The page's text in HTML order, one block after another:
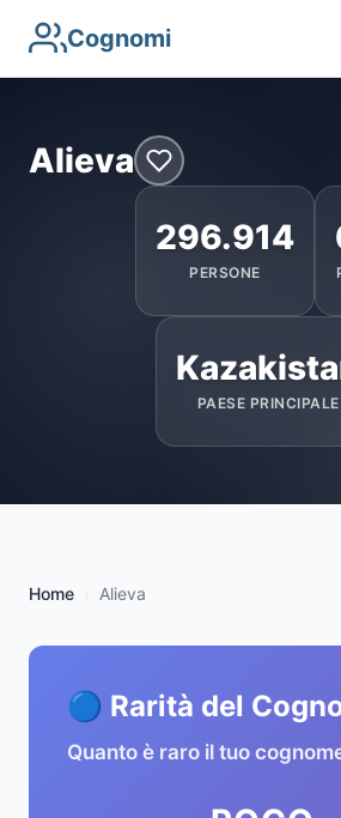
Cognomi
Alieva
296.914
PERSONE
PAESE PRINCIPALE
Home Alieva
🔵 Rarità del
Quanto è raro il tuo